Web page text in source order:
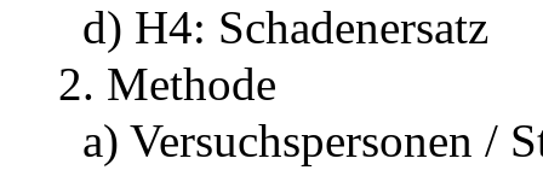
d) H4: Schadenersatz
2. Methode
a) Versuchspersonen /